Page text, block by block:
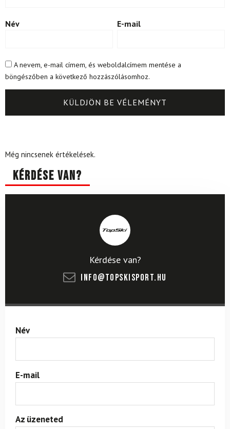
Név E-mail
A nevem, e-mail címem, és weboldalcímem mentése a
böngészőben a következő hozzászólásomhoz.
Még nincsenek értékelések.
Kérdése van?
Kérdése van?
info@topskisport.hu
Név
E-mail
Az üzeneted